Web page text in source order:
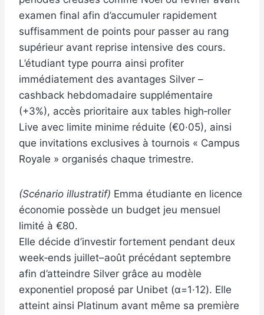
examen final afin d’accumuler rapidement
suffisamment de points pour passer au rang
supérieur avant reprise intensive des cours.
L’étudiant type pourra ainsi profiter
immédiatement des avantages Silver –
cashback hebdomadaire supplémentaire
(+3%), accès prioritaire aux tables high‑roller
Live avec limite minime réduite (€0·05), ainsi
que invitations exclusives à tournois « Campus
Royale » organisés chaque trimestre.
(Scénario illustratif) Emma étudiante en licence
économie possède un budget jeu mensuel
limité à €80.
Elle décide d’investir fortement pendant deux
week‑ends juillet–août précédant septembre
afin d’atteindre Silver grâce au modèle
exponentiel proposé par Unibet (α=1·12). Elle
atteint ainsi Platinum avant même sa première